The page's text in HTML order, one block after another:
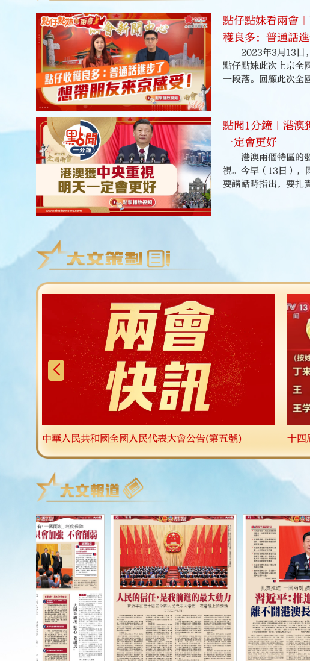
圖集｜新總理 新風采
今日（13日）上午10時30分，十四屆全國人大一次會議閉幕後，
中一同出席總理記者會。圖國務院總理李強（右）步入記者會大廳。（
點仔點妹看兩會
穫良多：普通話
京感受！
2023年3月13日
點仔點妹此次上京全
一段落。回顧此次全
所進步。為了考驗點
便用繞口令考起點仔
點聞1分鐘｜港
一定會更好
港澳兩個特區的
視。今早（13日），
要講話時指出，要扎
中華人民共和國全國人民代表大會公告(第五號) 十四